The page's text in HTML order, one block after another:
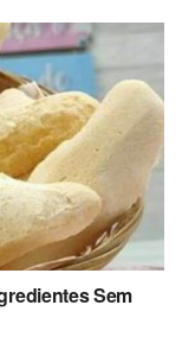
Sem